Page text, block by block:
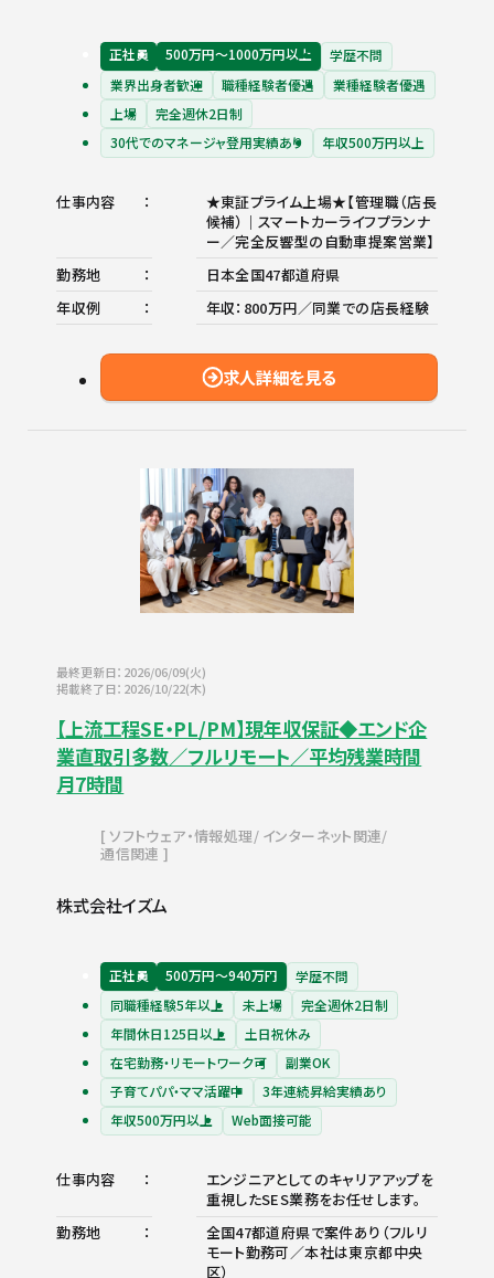
正社員 500万円〜1000万円以上
学歴不問
業界出身者歓迎
職種経験者優遇
業種経験者優遇
上場
完全週休2日制
30代でのマネージャ登用実績あり
年収500万円以上
仕事内容
★東証プライム上場★【管理職（店長
候補）｜スマートカーライフプランナ
ー／完全反響型の自動車提案営業】
勤務地
日本全国47都道府県
年収例
年収：800万円／同業での店長経験
求人詳細を見る
最終更新日：2026/06/09(火)
掲載終了日：2026/10/22(木)
【上流工程SE・PL/PM】現年収保証◆エンド企
業直取引多数／フルリモート／平均残業時間
月7時間
ソフトウェア・情報処理 インターネット関連
通信関連
株式会社イズム
正社員 500万円〜940万円
学歴不問
同職種経験5年以上
未上場
完全週休2日制
年間休日125日以上
土日祝休み
在宅勤務・リモートワーク可
副業OK
子育てパパ・ママ活躍中
3年連続昇給実績あり
年収500万円以上
Web面接可能
仕事内容
エンジニアとしてのキャリアアップを
重視したSES業務をお任せします。
勤務地
全国47都道府県で案件あり（フルリ
モート勤務可／本社は東京都中央
区）